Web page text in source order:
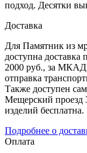
подход. Десятки
Доставка
Для Памятник из
доступна
2000 руб., за
отправка
Также доступен
Мещерский проезд
изделий бесплатна.
Подробнее о
Оплата